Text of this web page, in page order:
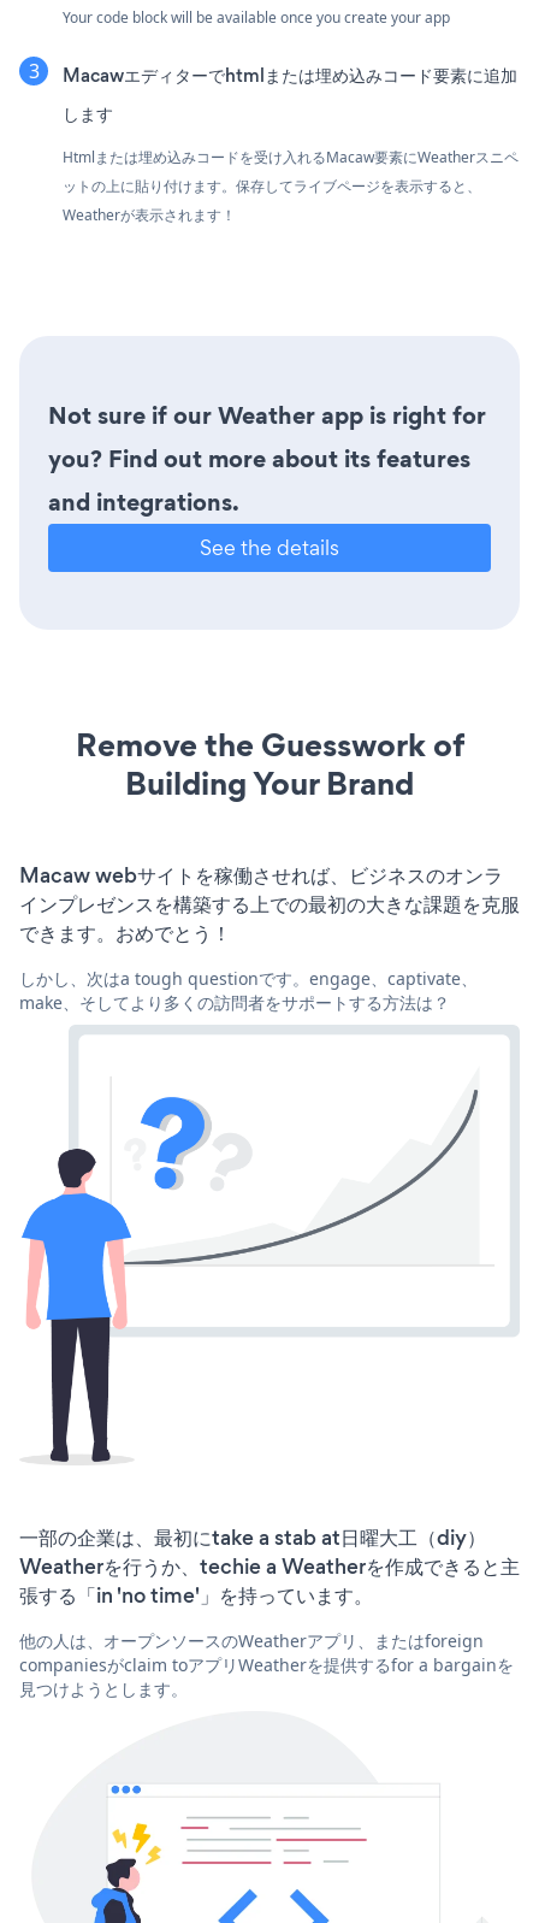
Your code block will be available once you create your app
Macawエディターでhtmlまたは埋め込みコード要素に追加
します
Htmlまたは埋め込みコードを受け入れるMacaw要素にWeatherスニペ
ットの上に貼り付けます。保存してライブページを表示すると、
Weatherが表示されます！
Not sure if our Weather app is right for
you? Find out more about its features
and integrations.
See the details
Remove the Guesswork of
Building Your Brand
Macaw webサイトを稼働させれば、ビジネスのオンラ
インプレゼンスを構築する上での最初の大きな課題を克服
できます。おめでとう！
しかし、次はa tough questionです。engage、captivate、
make、そしてより多くの訪問者をサポートする方法は？
一部の企業は、最初にtake a stab at日曜大工（diy）
Weatherを行うか、techie a Weatherを作成できると主
張する「in 'no time'」を持っています。
他の人は、オープンソースのWeatherアプリ、またはforeign
companiesがclaim toアプリWeatherを提供するfor a bargainを
見つけようとします。